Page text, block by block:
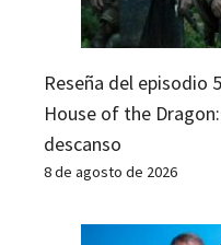
Reseña del episodio
House of the
descanso
8 de agosto de 2026